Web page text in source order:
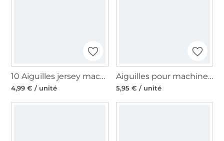
10 Aiguilles jersey machine à coudre Schmetz, 130/705 H, 70-90
4,99 € / unité
Aiguilles pour machines à coudres 130/705, Jersey 70-90
5,95 € / unité